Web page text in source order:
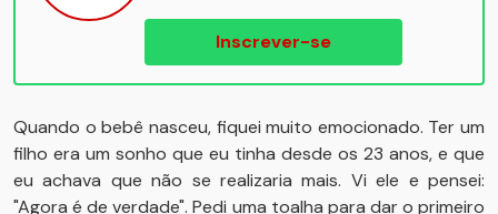
Inscrever-se
Quando o bebê nasceu, fiquei muito emocionado. Ter um
filho era um sonho que eu tinha desde os 23 anos, e que
eu achava que não se realizaria mais. Vi ele e pensei:
"Agora é de verdade". Pedi uma toalha para dar o primeiro